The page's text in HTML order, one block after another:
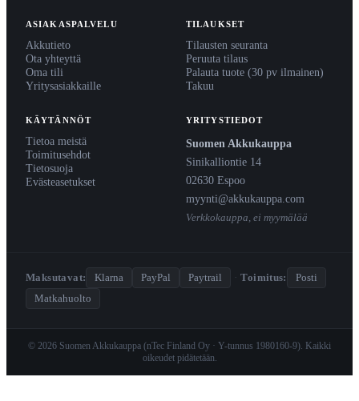
ASIAKASPALVELU
Akkutieto
Ota yhteyttä
Oma tili
Yritysasiakkaille
TILAUKSET
Tilausten seuranta
Peruuta tilaus
Palauta tuote (30 pv ilmainen)
Takuu
KÄYTÄNNÖT
Tietoa meistä
Toimitusehdot
Tietosuoja
Evästeasetukset
YRITYSTIEDOT
Suomen Akkukauppa
Sinikalliontie 14
02630 Espoo
myynti@akkukauppa.com
Verkkokauppa, ei myymälää
Maksutavat: Klarna PayPal Paytrail · Toimitus:
Posti
Matkahuolto
© 2026 Suomen Akkukauppa (nTec Finland Oy · Y-tunnus 1980160-9). Kaikki
oikeudet pidätetään.